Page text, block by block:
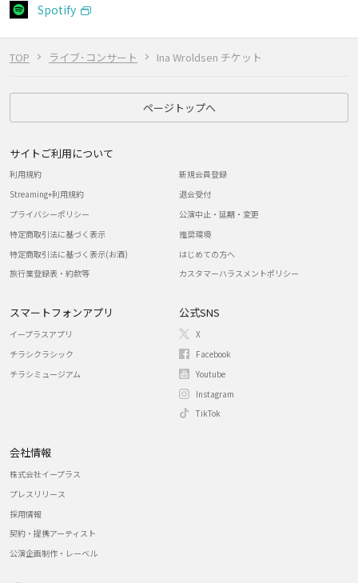
TOP ライブ･コンサート Ina Wroldsen チケット
Spotify
ページトップへ
サイトご利用について
利用規約
Streaming+利用規約
プライバシーポリシー
特定商取引法に基づく表示
特定商取引法に基づく表示(お酒)
旅行業登録表・約款等
新規会員登録
退会受付
公演中止・延期・変更
推奨環境
はじめての方へ
カスタマーハラスメントポリシー
スマートフォンアプリ
イープラスアプリ
チラシクラシック
チラシミュージアム
公式SNS
X
Facebook
Youtube
Instagram
TikTok
会社情報
株式会社イープラス
プレスリリース
採用情報
契約・提携アーティスト
公演企画制作・レーベル